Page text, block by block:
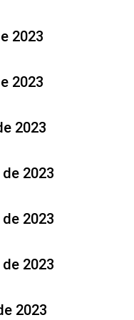
2023
2023
2023
2023
2023
2023
2023